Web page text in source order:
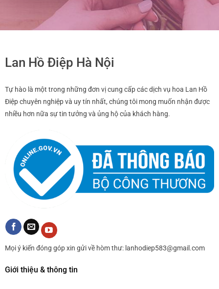
Lan Hồ Điệp Hà Nội
Tự hào là một trong những đơn vị cung cấp các dịch vụ hoa Lan Hồ
Điệp chuyên nghiệp và uy tín nhất, chúng tôi mong muốn nhận được
nhiều hơn nữa sự tin tưởng và ủng hộ của khách hàng.
Mọi ý kiến đóng góp xin gửi về hòm thư: lanhodiep583@gmail.com
Giới thiệu & thông tin